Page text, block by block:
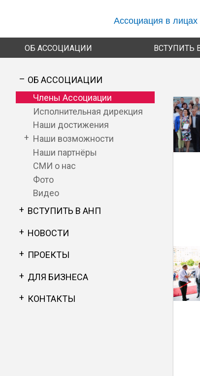
Ассоциация в лицах
ОБ АССОЦИАЦИИ ВСТУПИТЬ
ОБ АССОЦИАЦИИ
Члены Ассоциации
Исполнительная дирекция
Наши достижения
Наши возможности
Наши партнёры
СМИ о нас
Фото
Видео
ВСТУПИТЬ В АНП
НОВОСТИ
ПРОЕКТЫ
ДЛЯ БИЗНЕСА
КОНТАКТЫ